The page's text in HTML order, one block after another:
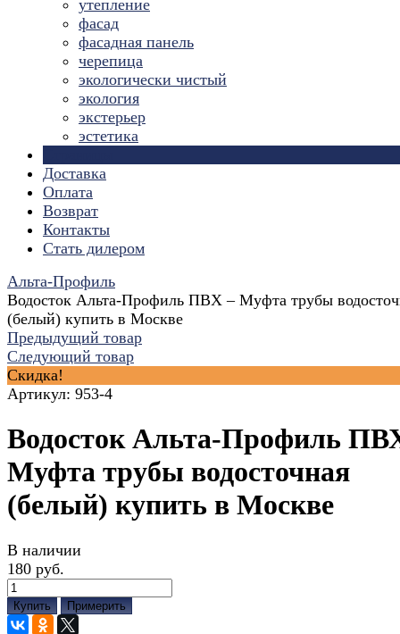
утепление
фасад
фасадная панель
черепица
экологически чистый
экология
экстерьер
эстетика
Доставка
Оплата
Возврат
Контакты
Стать дилером
Альта-Профиль
Водосток Альта-Профиль ПВХ – Муфта трубы
(белый) купить в Москве
Предыдущий товар
Следующий товар
Скидка!
Артикул: 953-4
Водосток Альта-Профиль
Муфта трубы водосточная
(белый) купить в Москве
В наличии
180 руб.
Купить Примерить